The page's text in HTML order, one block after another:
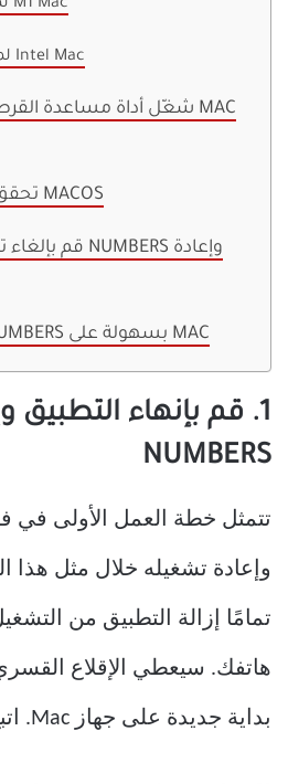
لمستخدمي M1 Mac
لمستخدمي Intel Mac
5. تحقق من تحديث MACOS
افتح تطبيق NUMBERS بسهولة على MAC
1. قم بإنهاء
NUMBERS
تتمثل خطة العمل الأولى في
وإعادة تشغيله خلال مثل هذا
تمامًا إزالة التطبيق من
بداية جديدة على جهاز Mac. اتبع هذه الخطوات.